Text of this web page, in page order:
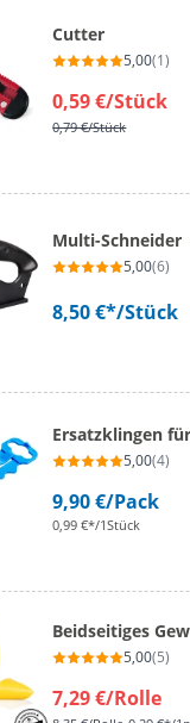
Cutter
5,00(1)
0,59 €/Stück
0,79 €/Stück
Multi-Schneider
5,00(6)
8,50 €*/Stück
Ersatzklingen
5,00(4)
9,90 €/Pack
0,99 €*/1Stück
Beidseitiges
5,00(5)
7,29 €/Rolle